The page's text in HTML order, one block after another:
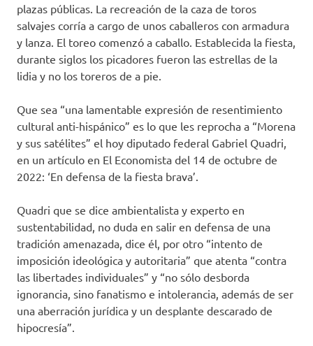
plazas públicas. La recreación de la caza de toros
salvajes corría a cargo de unos caballeros con armadura
y lanza. El toreo comenzó a caballo. Establecida la fiesta,
durante siglos los picadores fueron las estrellas de la
lidia y no los toreros de a pie.
Que sea “una lamentable expresión de resentimiento
cultural anti-hispánico” es lo que les reprocha a “Morena
y sus satélites” el hoy diputado federal Gabriel Quadri,
en un artículo en El Economista del 14 de octubre de
2022: ‘En defensa de la fiesta brava’.
Quadri que se dice ambientalista y experto en
sustentabilidad, no duda en salir en defensa de una
tradición amenazada, dice él, por otro “intento de
imposición ideológica y autoritaria” que atenta “contra
las libertades individuales” y “no sólo desborda
ignorancia, sino fanatismo e intolerancia, además de ser
una aberración jurídica y un desplante descarado de
hipocresía”.